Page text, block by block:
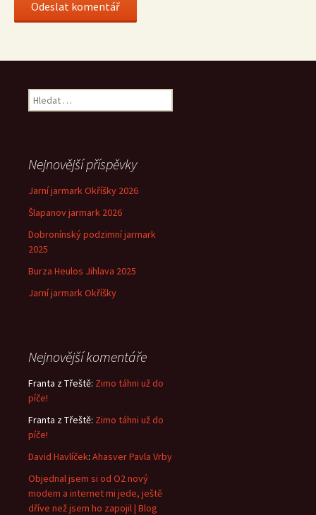
Vyhledávání
Nejnovější příspěvky
Jarní jarmark Okříšky 2026
Šlapanov jarmark 2026
Dobronínský podzimní jarmark
2025
Burza Heulos Jihlava 2025
Jarní jarmark Okříšky
Nejnovější komentáře
Franta z Třeště: Zimo táhni už do
píče!
Franta z Třeště: Zimo táhni už do
píče!
David Havlíček: Ahasver Pavla Vrby
Objednal jsem si od O2 nový
modem a internet mi jede, ještě
dříve než jsem ho zapojil | Blog